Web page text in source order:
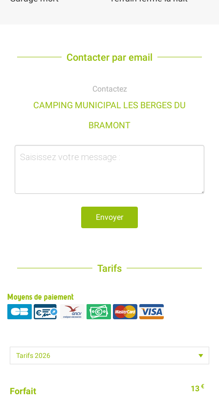
Contacter par email
Contactez
CAMPING MUNICIPAL LES BERGES DU
BRAMONT
Envoyer
Tarifs
Moyens de paiement
Forfait 13 €